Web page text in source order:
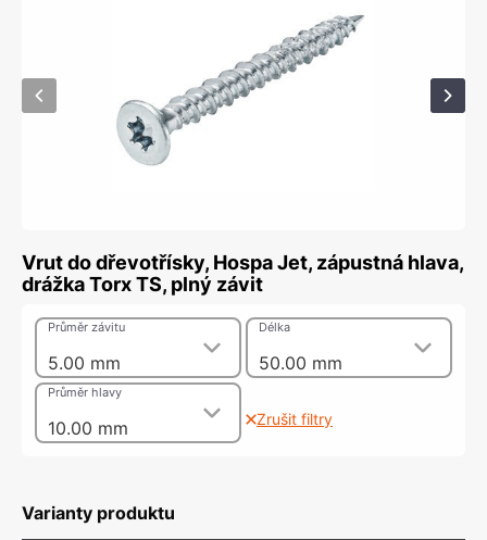
Vrut do dřevotřísky, Hospa Jet, zápustná hlava,
drážka Torx TS, plný závit
5.00 mm
Průměr závitu
50.00 mm
Délka
10.00 mm
Průměr hlavy
Zrušit filtry
Varianty produktu